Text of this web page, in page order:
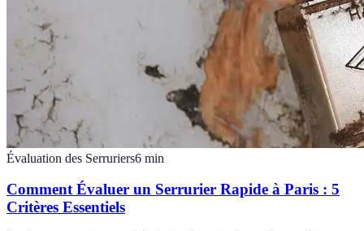
Évaluation des Serruriers6 min
Comment Évaluer un Serrurier Rapide à Paris : 5
Critères Essentiels